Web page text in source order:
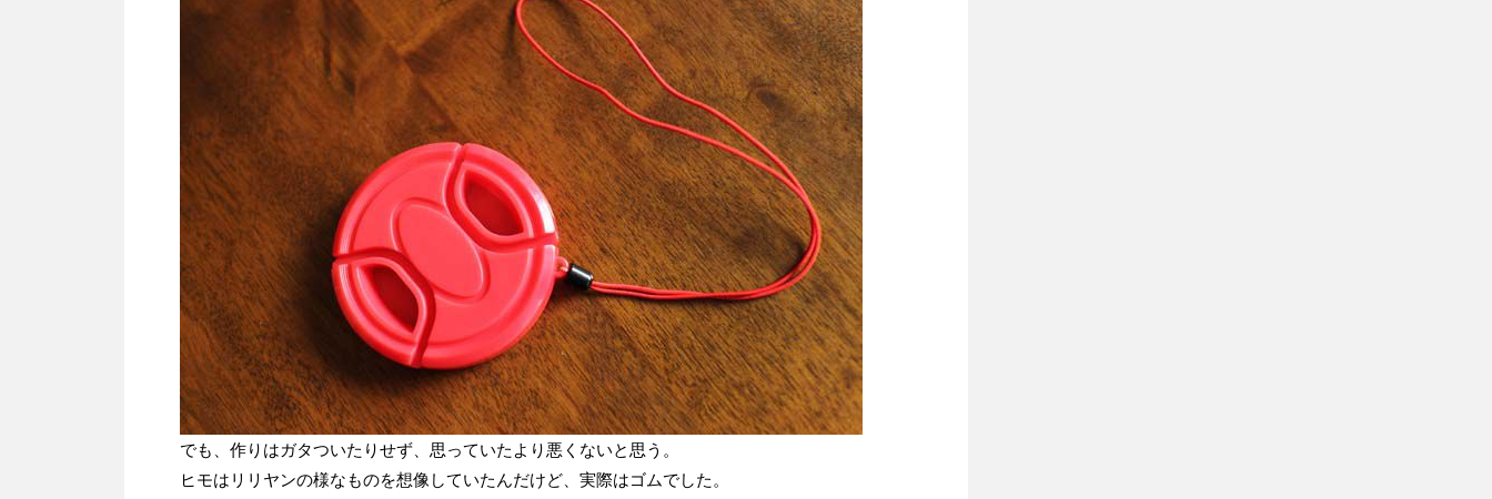
でも、作りはガタついたりせず、思っていたより悪くないと思う。
ヒモはリリヤンの様なものを想像していたんだけど、実際はゴムでした。